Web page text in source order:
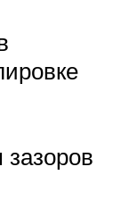
зазоров